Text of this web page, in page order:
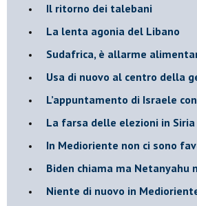
Il ritorno dei talebani
​La lenta agonia del Libano
Sudafrica, è allarme
Usa di nuovo al centro della
L’appuntamento di Israele
La farsa delle elezioni in Siria
In Medioriente non ci sono
Biden chiama ma Netanyahu
Niente di nuovo in